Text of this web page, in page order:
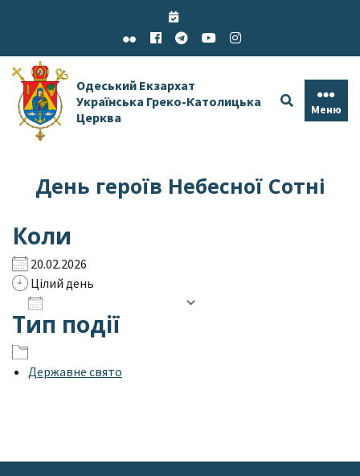
Одеський Екзархат
Українська Греко-Католицька
Церква
Меню
День героїв Небесної Сотні
Коли
20.02.2026
Цілий день
Завантаження ICS
Тип події
Державне свято